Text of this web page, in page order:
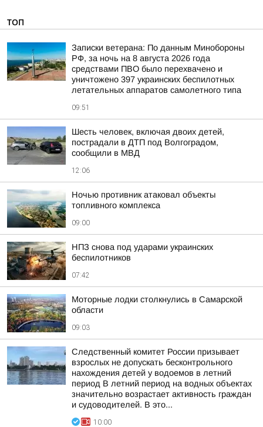
ТОП
Записки ветерана: По данным Минобороны
РФ, за ночь на 8 августа 2026 года
средствами ПВО было перехвачено и
уничтожено 397 украинских беспилотных
летательных аппаратов самолетного типа
09:51
Шесть человек, включая двоих детей,
пострадали в ДТП под Волгоградом,
сообщили в МВД
12:06
Ночью противник атаковал объекты
топливного комплекса
09:00
НПЗ снова под ударами украинских
беспилотников
07:42
Моторные лодки столкнулись в Самарской
области
09:03
Следственный комитет России призывает
взрослых не допускать бесконтрольного
нахождения детей у водоемов в летний
период В летний период на водных объектах
значительно возрастает активность граждан
и судоводителей. В это...
10:00